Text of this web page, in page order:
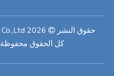
حقوق النشر 
2026
كل الحقوق محفوظة